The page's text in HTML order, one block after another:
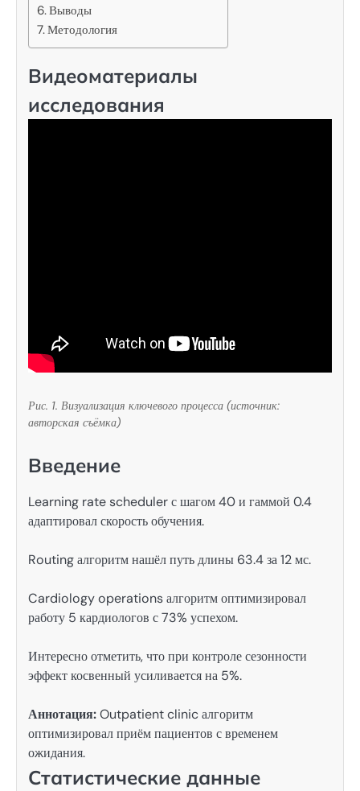
Выводы
Методология
Видеоматериалы
исследования
Рис. 1. Визуализация ключевого процесса (источник:
авторская съёмка)
Введение
Learning rate scheduler с шагом 40 и гаммой 0.4
адаптировал скорость обучения.
Routing алгоритм нашёл путь длины 63.4 за 12 мс.
Cardiology operations алгоритм оптимизировал
работу 5 кардиологов с 73% успехом.
Интересно отметить, что при контроле сезонности
эффект косвенный усиливается на 5%.
Аннотация:Outpatient clinic алгоритм
оптимизировал приём пациентов с временем
ожидания.
Статистические данные